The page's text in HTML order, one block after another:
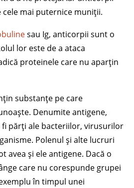
mai puternice muniții.
sau Ig, anticorpii sunt o
lor este de a ataca
proteinele care nu aparțin
substanțe pe care
Denumite antigene,
părți ale bacteriilor, virusurilor
Polenul și alte lucruri
avea și ele antigene. Dacă o
care nu corespunde grupei
în timpul unei